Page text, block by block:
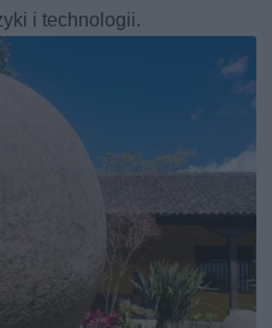
i technologii.